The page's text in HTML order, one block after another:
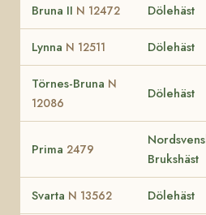
Bruna II N 12472 Dölehäst
Lynna N 12511 Dölehäst
Törnes-Bruna N
12086
Dölehäst
Prima 2479
Brukshäst
Svarta N 13562 Dölehäst